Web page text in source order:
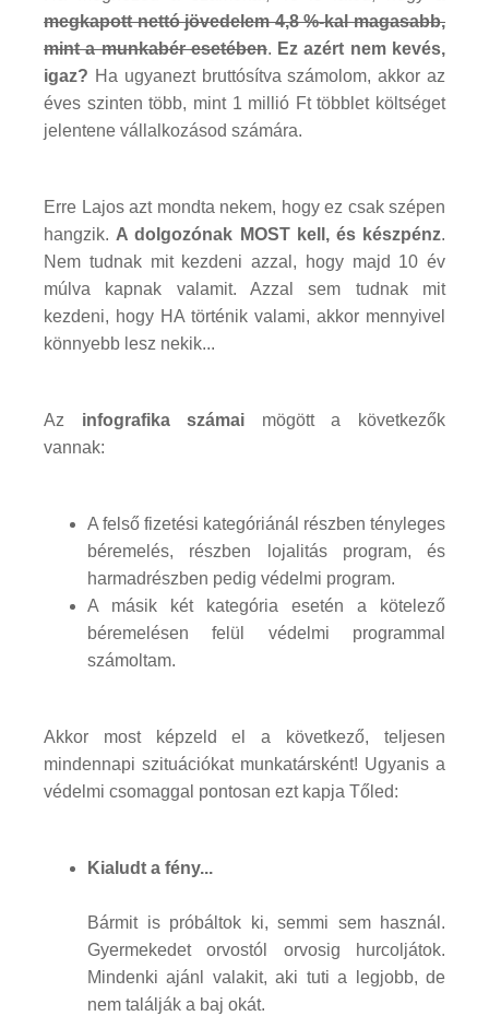
megkapott nettó jövedelem 4,8 %-kal magasabb,
mint a munkabér esetében. Ez azért nem kevés,
igaz? Ha ugyanezt bruttósítva számolom, akkor az
éves szinten több, mint 1 millió Ft többlet költséget
jelentene vállalkozásod számára.
Erre Lajos azt mondta nekem, hogy ez csak szépen
hangzik.A dolgozónak MOST kell, és készpénz.
Nem tudnak mit kezdeni azzal, hogy majd 10 év
múlva kapnak valamit. Azzal sem tudnak mit
kezdeni, hogy HA történik valami, akkor mennyivel
könnyebb lesz nekik...
Az infografika számai mögött a következők
vannak:
A felső fizetési kategóriánál részben tényleges
béremelés, részben lojalitás program, és
harmadrészben pedig védelmi program.
A másik két kategória esetén a kötelező
béremelésen felül védelmi programmal
számoltam.
Akkor most képzeld el a következő, teljesen
mindennapi szituációkat munkatársként! Ugyanis a
védelmi csomaggal pontosan ezt kapja Tőled:
Kialudt a fény...
Bármit is próbáltok ki, semmi sem használ.
Gyermekedet orvostól orvosig hurcoljátok.
Mindenki ajánl valakit, aki tuti a legjobb, de
nem találják a baj okát.